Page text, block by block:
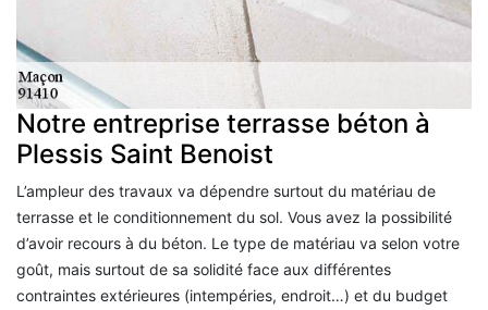
Notre entreprise terrasse béton à
Plessis Saint Benoist
L’ampleur des travaux va dépendre surtout du matériau de
terrasse et le conditionnement du sol. Vous avez la possibilité
d’avoir recours à du béton. Le type de matériau va selon votre
goût, mais surtout de sa solidité face aux différentes
contraintes extérieures (intempéries, endroit…) et du budget